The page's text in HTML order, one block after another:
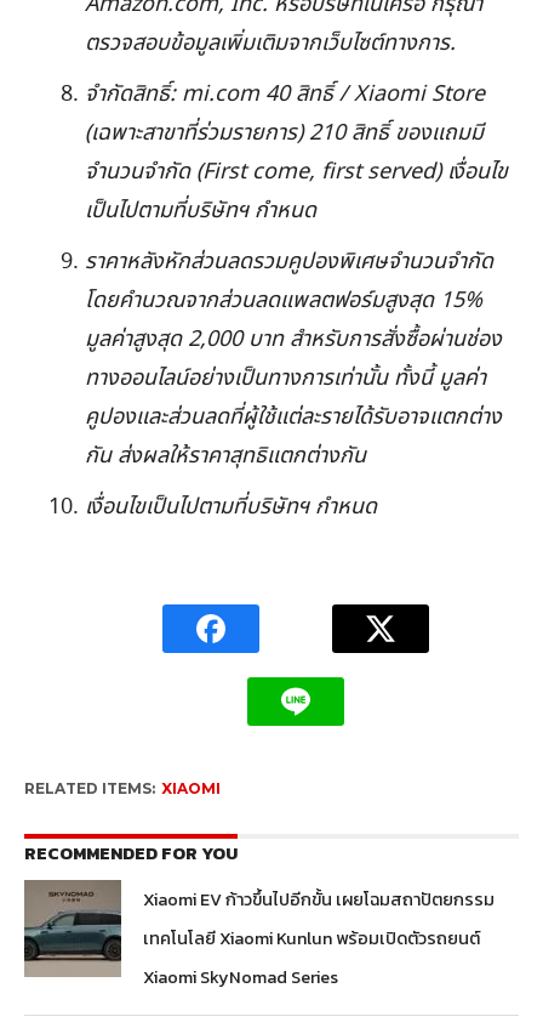
ตรวจสอบข้อมูลเพิ่มเติมจากเว็บไซต์ทางการ.
จำกัดสิทธิ์: mi.com 40 สิทธิ์ / Xiaomi Store
(เฉพาะสาขาที่ร่วมรายการ) 210 สิทธิ์ ของแถมมี
จำนวนจำกัด (First come, first served) เงื่อนไข
เป็นไปตามที่บริษัทฯ กำหนด
ราคาหลังหักส่วนลดรวมคูปองพิเศษจำนวนจำกัด
โดยคำนวณจากส่วนลดแพลตฟอร์มสูงสุด 15%
มูลค่าสูงสุด 2,000 บาท สำหรับการสั่งซื้อผ่านช่อง
ทางออนไลน์อย่างเป็นทางการเท่านั้น ทั้งนี้ มูลค่า
คูปองและส่วนลดที่ผู้ใช้แต่ละรายได้รับอาจแตกต่าง
กัน ส่งผลให้ราคาสุทธิแตกต่างกัน
เงื่อนไขเป็นไปตามที่บริษัทฯ กำหนด
RELATED ITEMS: XIAOMI
RECOMMENDED FOR YOU
Xiaomi EV ก้าวขึ้นไปอีกขั้น เผยโฉมสถาปัตยกรรม
เทคโนโลยี Xiaomi Kunlun พร้อมเปิดตัวรถยนต์
Xiaomi SkyNomad Series